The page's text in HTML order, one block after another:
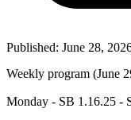
Published: June 28,
Weekly program (June
Monday - SB 1.16.25 -